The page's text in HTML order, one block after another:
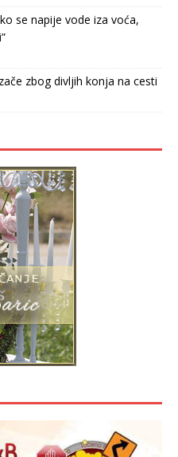
se napije vode iza voća,
zbog divljih konja na cesti